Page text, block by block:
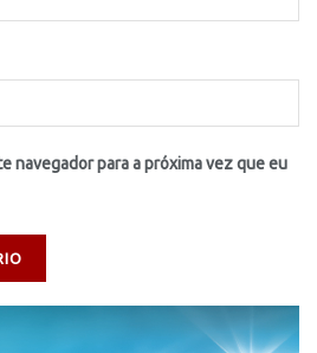
navegador para a próxima vez que eu